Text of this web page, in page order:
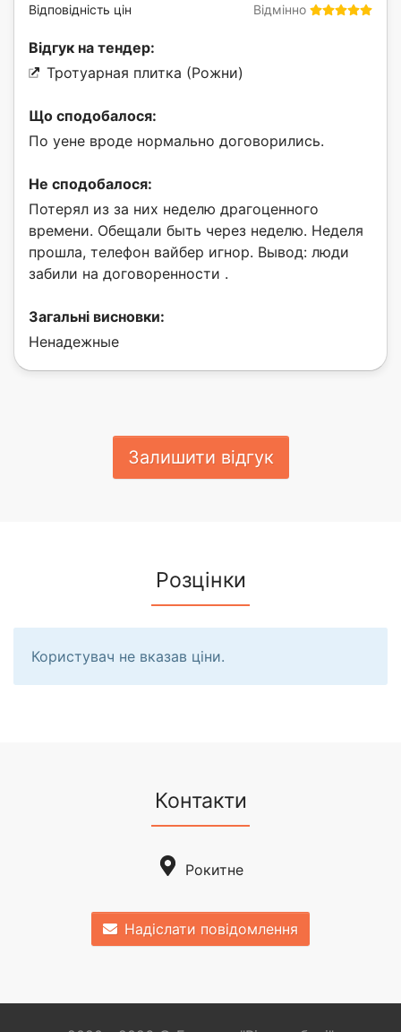
Відмінно
Відповідність цін
Відгук на тендер:
Тротуарная плитка (Рожни)
Що сподобалося:
По уене вроде нормально договорились.
Не сподобалося:
Потерял из за них неделю драгоценного
времени. Обещали быть через неделю. Неделя
прошла, телефон вайбер игнор. Вывод: люди
забили на договоренности .
Загальні висновки:
Ненадежные
Залишити відгук
Розцінки
Користувач не вказав ціни.
Контакти
Рокитне
Надіслати повідомлення